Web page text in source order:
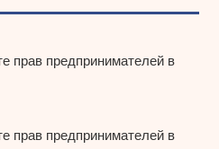
прав предпринимателей в
прав предпринимателей в